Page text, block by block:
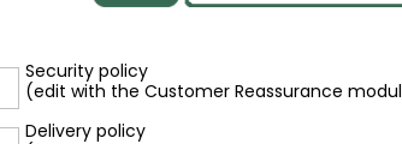
Security policy
(edit with the Customer Reassurance
Delivery policy